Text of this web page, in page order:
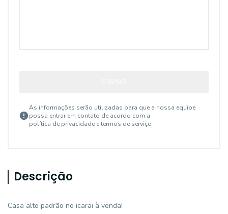
As informações serão utilizadas para que a nossa equipe
possa entrar em contato de acordo com a
política de privacidade e termos de serviço
Descrição
Casa alto padrão no icarai à venda!